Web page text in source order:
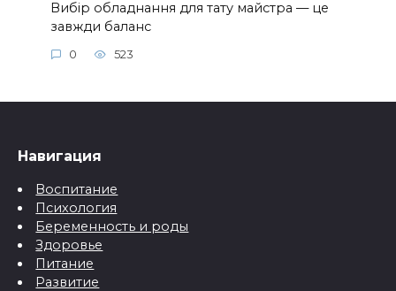
Вибір обладнання для тату майстра — це
завжди баланс
0 523
Навигация
Воспитание
Психология
Беременность и роды
Здоровье
Питание
Развитие